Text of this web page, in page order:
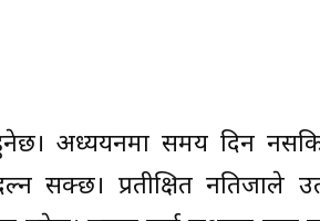
अध्ययनमा समय दिन
सक्छ। प्रतीक्षित नतिजाले